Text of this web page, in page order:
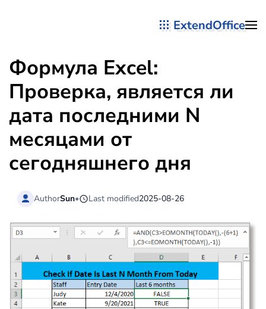
ExtendOffice
Формула Excel:
Проверка, является ли
дата последними N
месяцами от
сегодняшнего дня
AuthorSun• Last modified2025-08-26